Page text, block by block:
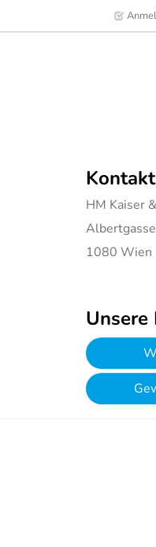
HM Kaiser
1080 Wien
Unsere